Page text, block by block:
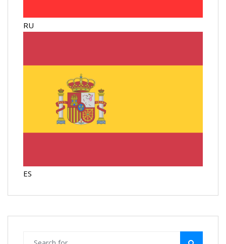
RU
ES